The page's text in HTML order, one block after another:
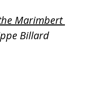
Marimbert
Billard